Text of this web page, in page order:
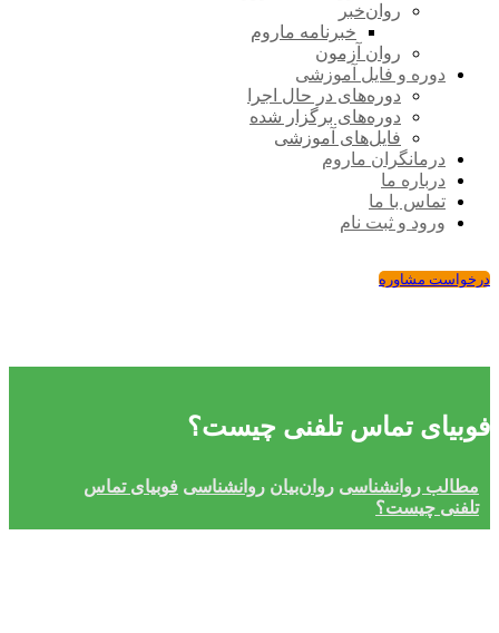
روان‌خبر
خبرنامه ماروم
روان آزمون
دوره و فایل آموزشی
دوره‌های در حال اجرا
دوره‌های برگزار شده
فایل‌های آموزشی
درمانگران ماروم
درباره ما
تماس با ما
ورود و ثبت نام
درخواست مشاوره
فوبیای تماس تلفنی چیست؟
مطالب روانشناسی روان‌بیان روانشناسی فوبیای تماس
تلفنی چیست؟